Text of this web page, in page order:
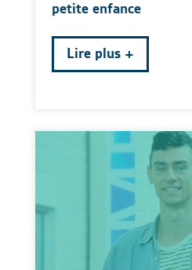
petite enfance
Lire plus